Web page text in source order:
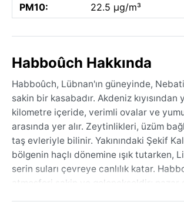
PM10:
22.5 µg/m³
Habboûch Hakkında
Habboûch, Lübnan'ın güneyinde,
sakin bir kasabadır. Akdeniz kıyısından
kilometre içeride, verimli ovalar ve
arasında yer alır. Zeytinlikleri, üzüm
taş evleriyle bilinir. Yakınındaki Şekif
bölgenin haçlı dönemine ışık tutarken,
serin suları çevreye canlılık katar.
atmosferi sakin ve gelenekseldir; pazar